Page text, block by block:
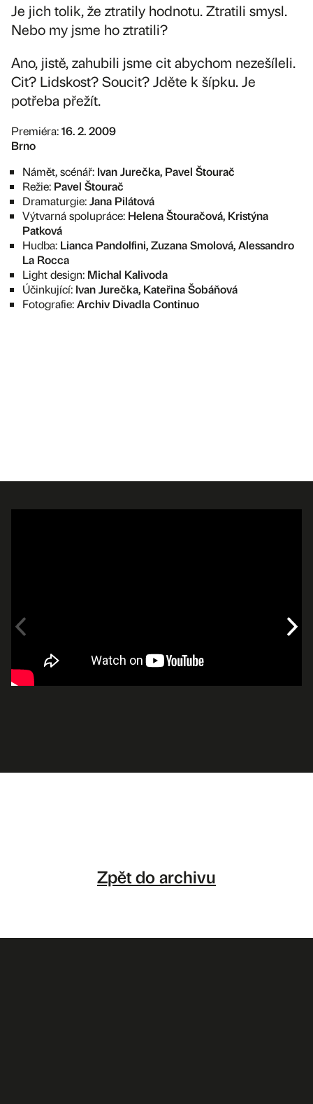
Je jich tolik, že ztratily hodnotu. Ztratili smysl.
Nebo my jsme ho ztratili?
Ano, jistě, zahubili jsme cit abychom nezešíleli.
Cit? Lidskost? Soucit? Jděte k šípku. Je
potřeba přežít.
Premiéra:16. 2. 2009
Brno
Námět, scénář: Ivan Jurečka, Pavel Štourač
Režie: Pavel Štourač
Dramaturgie:Jana Pilátová
Výtvarná spolupráce: Helena Štouračová, Kristýna
Patková
Hudba: Lianca Pandolfini, Zuzana Smolová, Alessandro
La Rocca
Light design: Michal Kalivoda
Účinkující: Ivan Jurečka, Kateřina Šobáňová
Fotografie:Archiv Divadla Continuo
Zpět do archivu